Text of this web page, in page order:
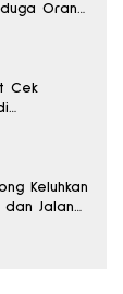
Orang
Cek
Keluhkan
dan Jalan